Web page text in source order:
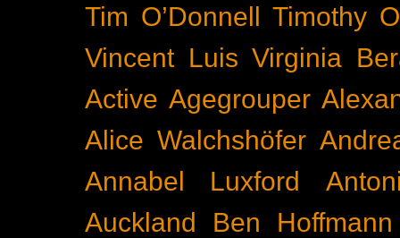
Tim O’Donnell Timothy
Vincent Luis Virginia
Active Agegrouper
Alice Walchshöfer
Annabel Luxford
Auckland
Ben Hoffmann